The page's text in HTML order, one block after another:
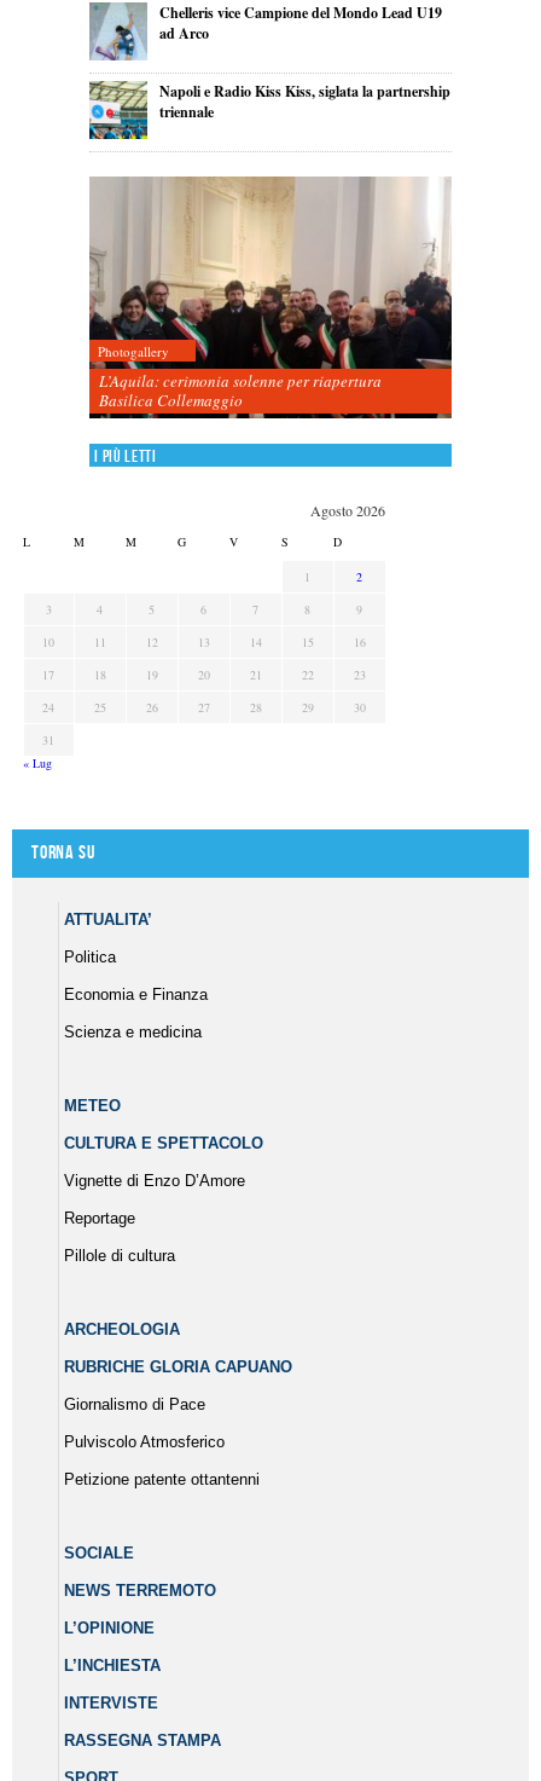
Chelleris vice Campione del Mondo Lead U19
ad Arco
Napoli e Radio Kiss Kiss, siglata la partnership
triennale
Photogallery
L’Aquila: cerimonia solenne per riapertura
Basilica Collemaggio
I più letti
Agosto 2026
L M M G V S D
1
2
3
4 5 6 7 8
9
10
11 12 13 14 15
16
17
18 19 20 21 22
23
24
25 26 27 28 29
30
31
« Lug
Torna su
ATTUALITA’
Politica
Economia e Finanza
Scienza e medicina
METEO
CULTURA E SPETTACOLO
Vignette di Enzo D’Amore
Reportage
Pillole di cultura
ARCHEOLOGIA
RUBRICHE GLORIA CAPUANO
Giornalismo di Pace
Pulviscolo Atmosferico
Petizione patente ottantenni
SOCIALE
NEWS TERREMOTO
L’OPINIONE
L’INCHIESTA
INTERVISTE
RASSEGNA STAMPA